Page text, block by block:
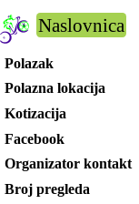
Naslovnica
Polazak
Polazna lokacija
Kotizacija
Facebook
Organizator kontakt
Broj pregleda